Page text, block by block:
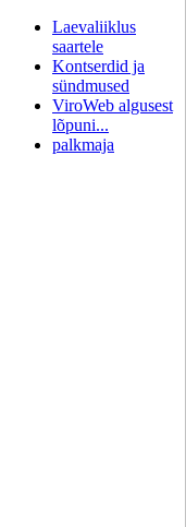
Laevaliiklus
saartele
Kontserdid ja
sündmused
ViroWeb algusest
lõpuni...
palkmaja